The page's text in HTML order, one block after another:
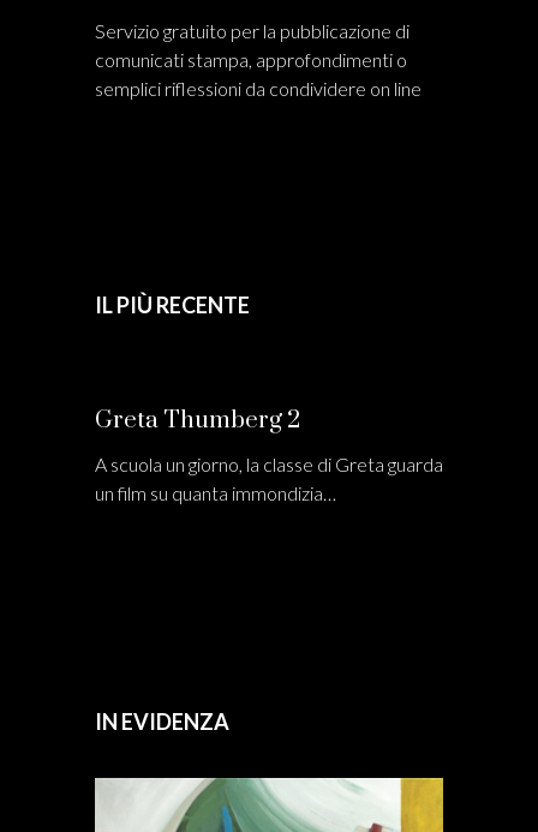
Servizio gratuito per la pubblicazione di
comunicati stampa, approfondimenti o
semplici riflessioni da condividere on line
IL PIÙ RECENTE
Greta Thumberg 2
A scuola un giorno, la classe di Greta guarda
un film su quanta immondizia…
IN EVIDENZA